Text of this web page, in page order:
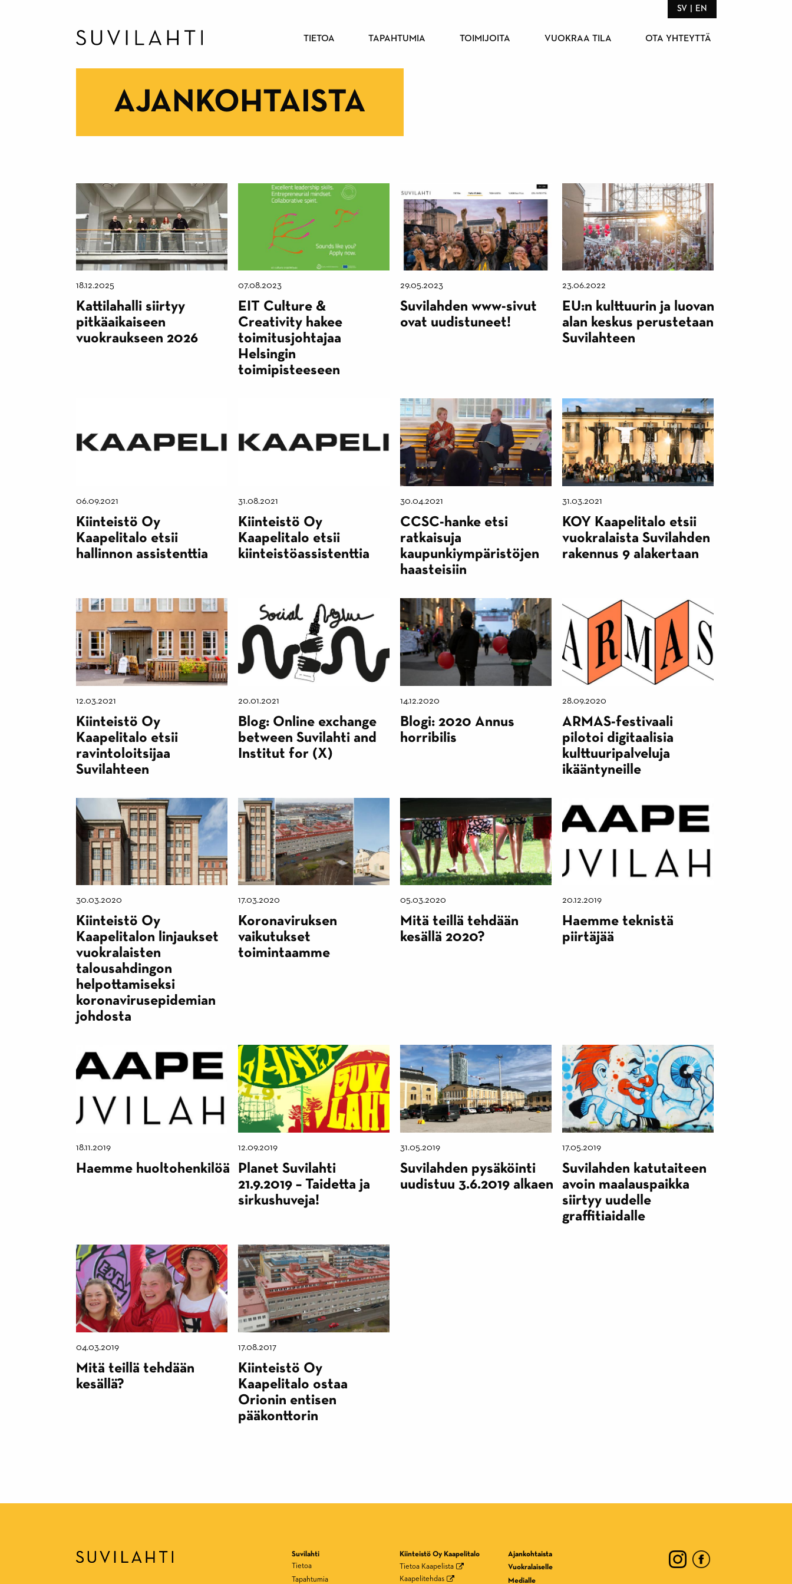
PÄÄVALIKKO
TIETOA TAPAHTUMIA TOIMIJOITA VUOKRAA TILA OTA YHTEYTTÄ
SV EN
AJANKOHTAISTA
18.12.2025
Kattilahalli siirtyy
pitkäaikaiseen
vuokraukseen 2026
07.08.2023
EIT Culture &
Creativity hakee
toimitusjohtajaa
Helsingin
toimipisteeseen
29.05.2023
Suvilahden www-sivut
ovat uudistuneet!
23.06.2022
EU:n kulttuurin ja luovan
alan keskus perustetaan
Suvilahteen
06.09.2021
Kiinteistö Oy
Kaapelitalo etsii
hallinnon assistenttia
31.08.2021
Kiinteistö Oy
Kaapelitalo etsii
kiinteistöassistenttia
30.04.2021
CCSC-hanke etsi
ratkaisuja
kaupunkiympäristöjen
haasteisiin
31.03.2021
KOY Kaapelitalo etsii
vuokralaista Suvilahden
rakennus 9 alakertaan
12.03.2021
Kiinteistö Oy
Kaapelitalo etsii
ravintoloitsijaa
Suvilahteen
20.01.2021
Blog: Online exchange
between Suvilahti and
Institut for (X)
14.12.2020
Blogi: 2020 Annus
horribilis
28.09.2020
ARMAS-festivaali
pilotoi digitaalisia
kulttuuripalveluja
ikääntyneille
30.03.2020
Kiinteistö Oy
Kaapelitalon linjaukset
vuokralaisten
talousahdingon
helpottamiseksi
koronavirusepidemian
johdosta
17.03.2020
Koronaviruksen
vaikutukset
toimintaamme
05.03.2020
Mitä teillä tehdään
kesällä 2020?
20.12.2019
Haemme teknistä
piirtäjää
18.11.2019
Haemme huoltohenkilöä
12.09.2019
Planet Suvilahti
21.9.2019 – Taidetta ja
sirkushuveja!
31.05.2019
Suvilahden pysäköinti
uudistuu 3.6.2019 alkaen
17.05.2019
Suvilahden katutaiteen
avoin maalauspaikka
siirtyy uudelle
graffitiaidalle
04.03.2019
Mitä teillä tehdään
kesällä?
17.08.2017
Kiinteistö Oy
Kaapelitalo ostaa
Orionin entisen
pääkonttorin
Suvilahti
Tietoa
Tapahtumia
Kiinteistö Oy Kaapelitalo
Tietoa Kaapelista
Kaapelitehdas
Ajankohtaista
Vuokralaiselle
Medialle